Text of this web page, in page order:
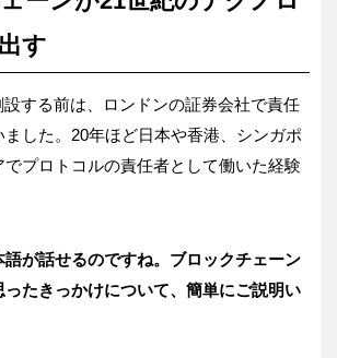
す
設する前は、ロンドンの証券会社で責任
した。20年ほど日本や香港、シンガポ
でプロトコルの責任者として働いた経験
が話せるのですね。ブロックチェーン
ったきっかけについて、簡単にご説明い